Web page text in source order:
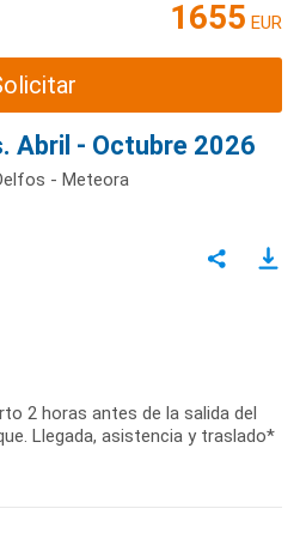
1655 EUR
Abril - Octubre 2026
- Meteora
2 horas antes de la salida del
Llegada, asistencia y traslado*